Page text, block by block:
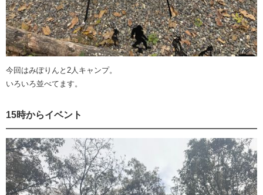
今回はみぽりんと2人キャンプ。
いろいろ並べてます。
15時からイベント